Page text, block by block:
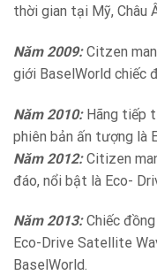
thời gian tại Mỹ, Châu
Năm 2009:Citzen
giới BaselWorld chiếc
Năm 2010:Hãng tiếp
phiên bản ấn tượng là
Năm 2012:Citizen
đáo, nổi bật là Eco-
Năm 2013:Chiếc đồng
Eco-Drive Satellite
BaselWorld.